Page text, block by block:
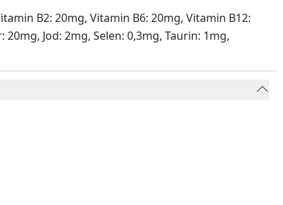
B2: 20mg, Vitamin B6: 20mg, Vitamin B12:
Jod: 2mg, Selen: 0,3mg, Taurin: 1mg,